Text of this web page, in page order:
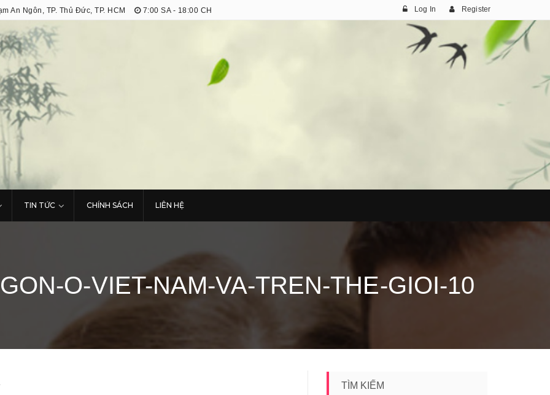
An Ngôn, TP. Thủ Đức, TP. HCM 7:00 SA - 18:00 CH Log In Register
TIN TỨC CHÍNH SÁCH LIÊN HỆ
O-VIET-NAM-VA-TREN-THE-GIOI-10
TÌM KIẾM